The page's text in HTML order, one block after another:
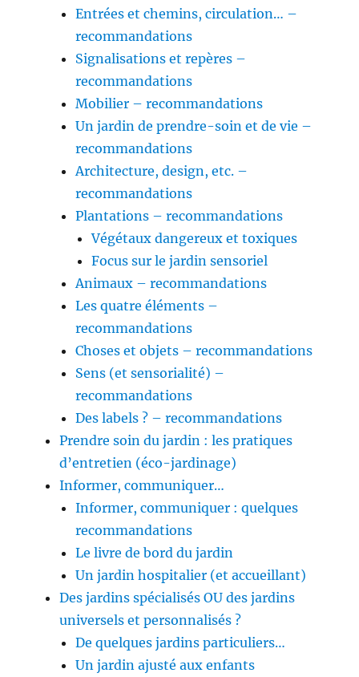
Entrées et chemins, circulation… –
recommandations
Signalisations et repères –
recommandations
Mobilier – recommandations
Un jardin de prendre-soin et de vie –
recommandations
Architecture, design, etc. –
recommandations
Plantations – recommandations
Végétaux dangereux et toxiques
Focus sur le jardin sensoriel
Animaux – recommandations
Les quatre éléments –
recommandations
Choses et objets – recommandations
Sens (et sensorialité) –
recommandations
Des labels ? – recommandations
Prendre soin du jardin : les pratiques
d’entretien (éco-jardinage)
Informer, communiquer…
Informer, communiquer : quelques
recommandations
Le livre de bord du jardin
Un jardin hospitalier (et accueillant)
Des jardins spécialisés OU des jardins
universels et personnalisés ?
De quelques jardins particuliers…
Un jardin ajusté aux enfants